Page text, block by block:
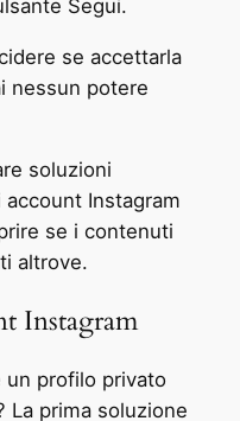
Segui.
se accettarla
nessun potere
soluzioni
account Instagram
se i contenuti
altrove.
Instagram
un profilo privato
La prima soluzione